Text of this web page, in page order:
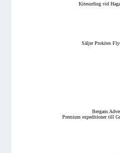
Kitesurfing vid
Säljer Prokites
Bergans
Premium expeditioner till